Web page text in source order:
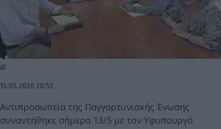
ΔΤ
13.05.2026 20:52
Αντιπροσωπεία της Παγγορτυνιακής Ένωσης
συναντήθηκε σήμερα 13/5 με τον Υφυπουργό